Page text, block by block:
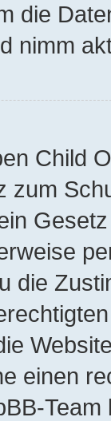
die
nimm
Child
zum
die
einen